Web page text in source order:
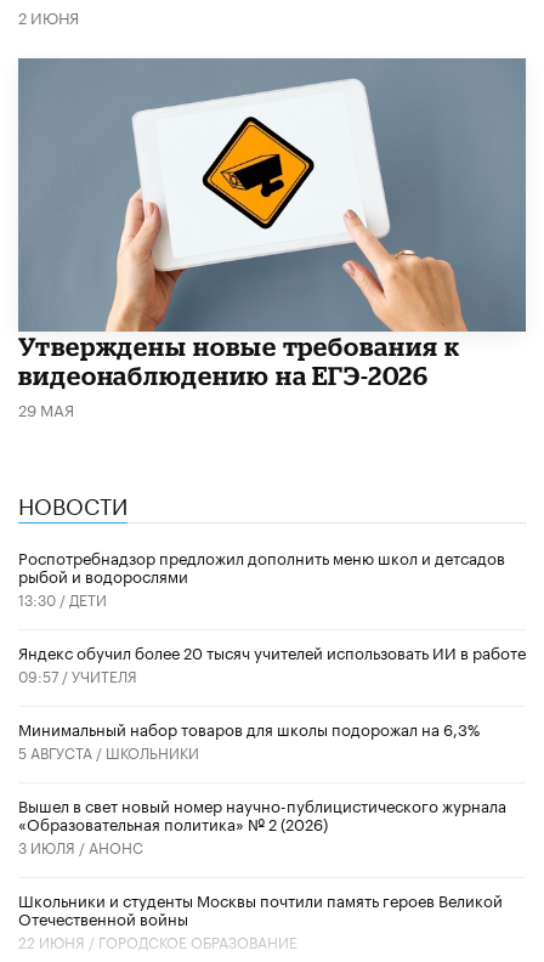
2 ИЮНЯ
Утверждены новые требования к
видеонаблюдению на ЕГЭ-2026
29 МАЯ
НОВОСТИ
Роспотребнадзор предложил дополнить меню школ и детсадов
рыбой и водорослями
13:30 / ДЕТИ
​Яндекс обучил более 20 тысяч учителей использовать ИИ в работе
09:57 /УЧИТЕЛЯ
Минимальный набор товаров для школы подорожал на 6,3%
5 АВГУСТА / ШКОЛЬНИКИ
Вышел в свет новый номер научно-публицистического журнала
«Образовательная политика» № 2 (2026)
3 ИЮЛЯ / АНОНС
Школьники и студенты Москвы почтили память героев Великой
Отечественной войны
22 ИЮНЯ / ГОРОДСКОЕ ОБРАЗОВАНИЕ